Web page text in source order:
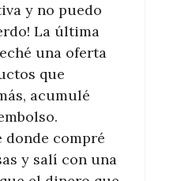
y no puedo
La última
una oferta
que
acumulé
donde compré
y salí con una